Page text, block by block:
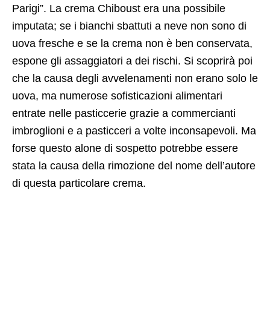
Parigi”. La crema Chiboust era una possibile
imputata; se i bianchi sbattuti a neve non sono di
uova fresche e se la crema non è ben conservata,
espone gli assaggiatori a dei rischi. Si scoprirà poi
che la causa degli avvelenamenti non erano solo le
uova, ma numerose sofisticazioni alimentari
entrate nelle pasticcerie grazie a commercianti
imbroglioni e a pasticceri a volte inconsapevoli. Ma
forse questo alone di sospetto potrebbe essere
stata la causa della rimozione del nome dell’autore
di questa particolare crema.